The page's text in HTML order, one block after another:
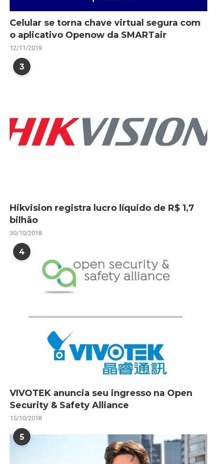
Celular se torna chave virtual segura com
o aplicativo Openow da SMARTair
12/11/2019
3
Hikvision registra lucro líquido de R$ 1,7
bilhão
30/10/2018
4
VIVOTEK anuncia seu ingresso na Open
Security & Safety Alliance
15/10/2018
5